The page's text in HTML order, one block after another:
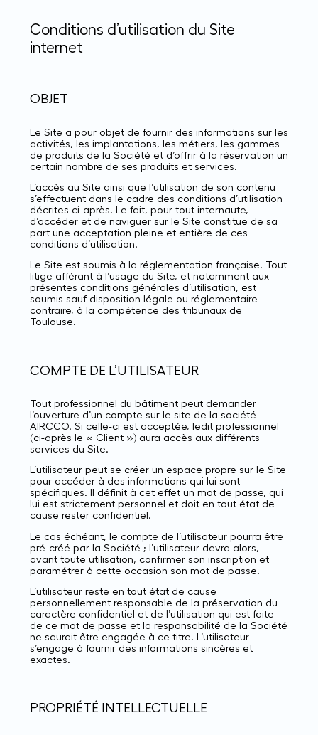
Conditions d’utilisation du Site
internet
OBJET
Le Site a pour objet de fournir des informations sur les
activités, les implantations, les métiers, les gammes
de produits de la Société et d’offrir à la réservation un
certain nombre de ses produits et services.
L’accès au Site ainsi que l’utilisation de son contenu
s’effectuent dans le cadre des conditions d’utilisation
décrites ci-après. Le fait, pour tout internaute,
d’accéder et de naviguer sur le Site constitue de sa
part une acceptation pleine et entière de ces
conditions d’utilisation.
Le Site est soumis à la réglementation française. Tout
litige afférant à l’usage du Site, et notamment aux
présentes conditions générales d’utilisation, est
soumis sauf disposition légale ou réglementaire
contraire, à la compétence des tribunaux de
Toulouse.
COMPTE DE L’UTILISATEUR
Tout professionnel du bâtiment peut demander
l’ouverture d’un compte sur le site de la société
AIRCCO. Si celle-ci est acceptée, ledit professionnel
(ci-après le « Client ») aura accès aux différents
services du Site.
L’utilisateur peut se créer un espace propre sur le Site
pour accéder à des informations qui lui sont
spécifiques. Il définit à cet effet un mot de passe, qui
lui est strictement personnel et doit en tout état de
cause rester confidentiel.
Le cas échéant, le compte de l’utilisateur pourra être
pré-créé par la Société ; l’utilisateur devra alors,
avant toute utilisation, confirmer son inscription et
paramétrer à cette occasion son mot de passe.
L’utilisateur reste en tout état de cause
personnellement responsable de la préservation du
caractère confidentiel et de l’utilisation qui est faite
de ce mot de passe et la responsabilité de la Société
ne saurait être engagée à ce titre. L’utilisateur
s’engage à fournir des informations sincères et
exactes.
PROPRIÉTÉ INTELLECTUELLE